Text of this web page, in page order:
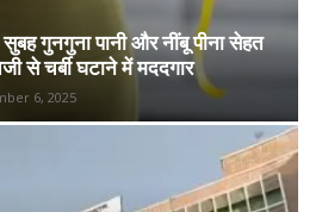
गुनगुना पानी और नींबू पीना सेहत
से चर्बी घटाने में मददगार
6, 2025